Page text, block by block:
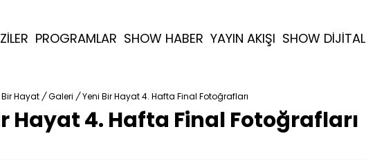
PROGRAMLAR SHOW HABER YAYIN AKIŞI SHOW DİJİTAL
Bir Hayat / Galeri / Yeni Bir Hayat 4. Hafta Final Fotoğrafları
Hayat 4. Hafta Final Fotoğrafları